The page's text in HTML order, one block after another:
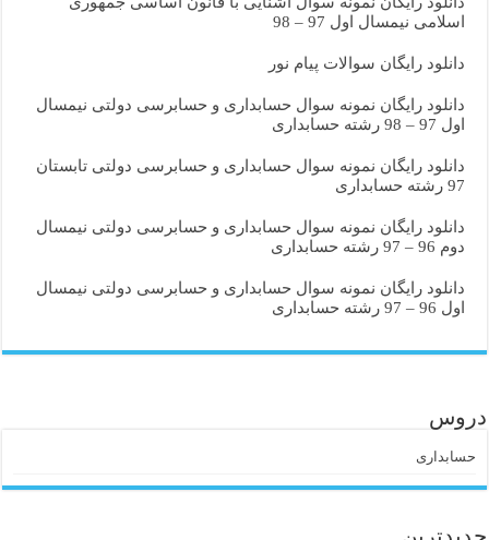
اسلامی نیمسال اول 97 – 98
دانلود رایگان سوالات پیام نور
دانلود رایگان نمونه سوال حسابداری و حسابرسی دولتی نیمسال
اول 97 – 98 رشته حسابداری
دانلود رایگان نمونه سوال حسابداری و حسابرسی دولتی تابستان
97 رشته حسابداری
دانلود رایگان نمونه سوال حسابداری و حسابرسی دولتی نیمسال
دوم 96 – 97 رشته حسابداری
دانلود رایگان نمونه سوال حسابداری و حسابرسی دولتی نیمسال
اول 96 – 97 رشته حسابداری
دروس
حسابداری